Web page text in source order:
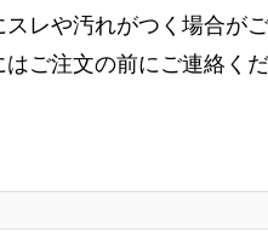
レや汚れがつく場合がご
ご注文の前にご連絡くだ